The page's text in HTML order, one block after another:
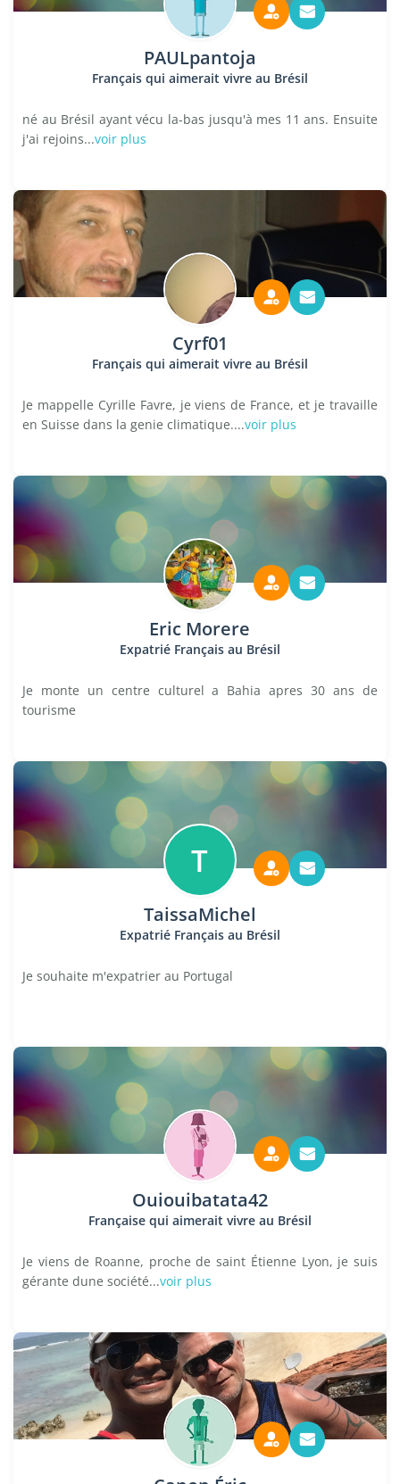
PAULpantoja
Français qui aimerait vivre au Brésil
né au Brésil ayant vécu la-bas jusqu'à mes 11 ans. Ensuite
j'ai rejoins...voir plus
Cyrf01
Français qui aimerait vivre au Brésil
Je mappelle Cyrille Favre, je viens de France, et je travaille
en Suisse dans la genie climatique....voir plus
Eric Morere
Expatrié Français au Brésil
Je monte un centre culturel a Bahia apres 30 ans de
tourisme
T
TaissaMichel
Expatrié Français au Brésil
Je souhaite m'expatrier au Portugal
Ouiouibatata42
Française qui aimerait vivre au Brésil
Je viens de Roanne, proche de saint Étienne Lyon, je suis
gérante dune société...voir plus